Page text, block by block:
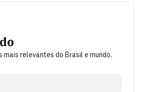
mais relevantes do Brasil e mundo.